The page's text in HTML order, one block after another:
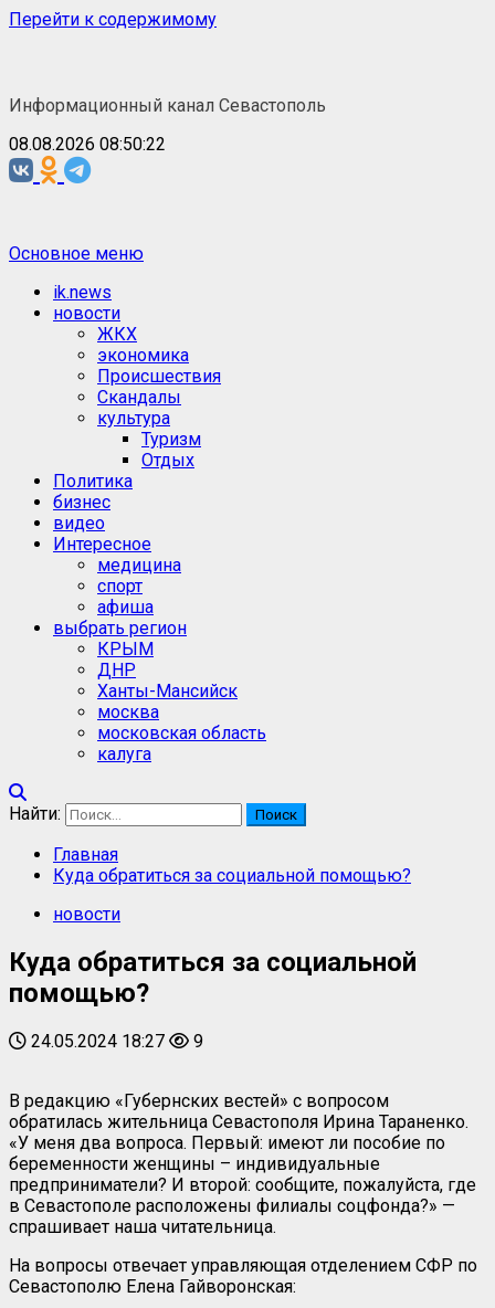
Перейти к содержимому
Информационный канал Севастополь
08.08.2026 08:50:22
Основное меню
ik.news
новости
ЖКХ
экономика
Происшествия
Скандалы
культура
Туризм
Отдых
Политика
бизнес
видео
Интересное
медицина
спорт
афиша
выбрать регион
КРЫМ
ДНР
Ханты-Мансийск
москва
московская область
калуга
Найти:
Главная
Куда обратиться за социальной помощью?
новости
Куда обратиться за социальной
помощью?
24.05.2024 18:27 9
В редакцию «Губернских вестей» с вопросом
обратилась жительница Севастополя Ирина Тараненко.
«У меня два вопроса. Первый: имеют ли пособие по
беременности женщины – индивидуальные
предприниматели? И второй: сообщите, пожалуйста, где
в Севастополе расположены филиалы соцфонда?» —
спрашивает наша читательница.
На вопросы отвечает управляющая отделением СФР по
Севастополю Елена Гайворонская: